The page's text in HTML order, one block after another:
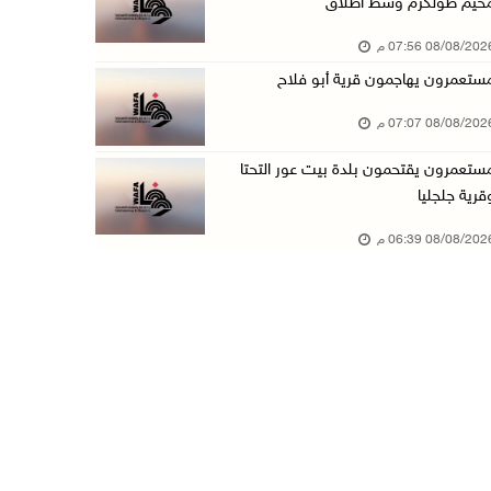
إصابتان في هجوم للمستعمرين الإرهابيين على بيت ...
الرئيس يستقبل مجلس بلدية بيت لحم ويؤكد النهوض ...
عبوات المعلبات الفارغة لزراعة الأشتال في غزة
طولكرم وسط اطلاق
08/2026 07:56 م
يهاجمون قرية أبو فلاح
08/2026 07:07 م
يقتحمون بلدة بيت عور التحتا
جلجليا
08/2026 06:39 م